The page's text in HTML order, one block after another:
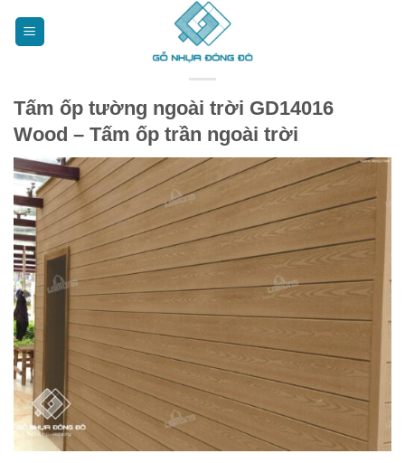
Tấm ốp tường ngoài trời GD14016
Wood – Tấm ốp trần ngoài trời